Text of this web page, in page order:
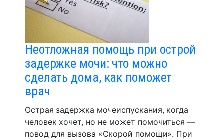
Неотложная помощь при острой
задержке мочи: что можно
сделать дома, как поможет
врач
Острая задержка мочеиспускания, когда
человек хочет, но не может помочиться —
повод для вызова «Скорой помощи». При